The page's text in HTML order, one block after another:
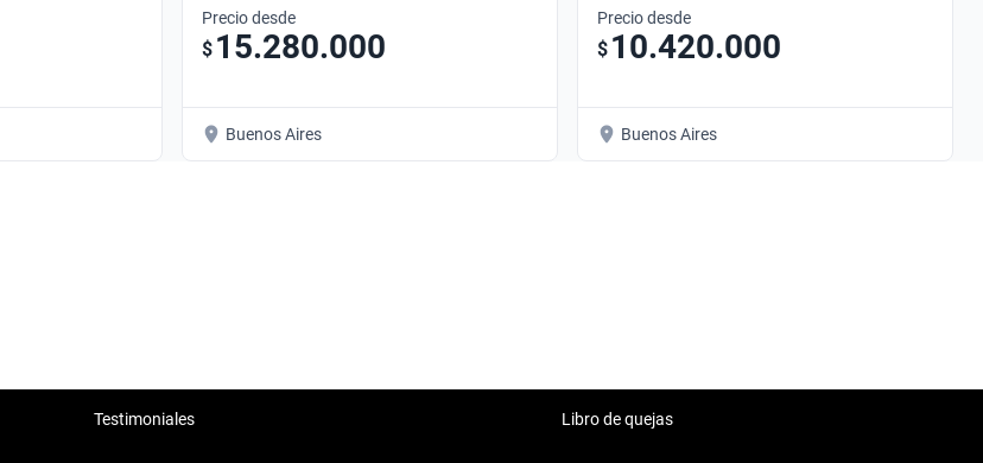
Precio desde
$ 15.280.000
Buenos Aires
Precio desde
$ 10.420.000
Buenos Aires
Testimoniales Libro de quejas